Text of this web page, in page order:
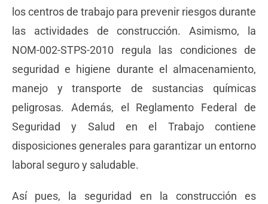
los centros de trabajo para prevenir riesgos durante
las actividades de construcción. Asimismo, la
NOM-002-STPS-2010 regula las condiciones de
seguridad e higiene durante el almacenamiento,
manejo y transporte de sustancias químicas
peligrosas. Además, el Reglamento Federal de
Seguridad y Salud en el Trabajo contiene
disposiciones generales para garantizar un entorno
laboral seguro y saludable.
Así pues, la seguridad en la construcción es